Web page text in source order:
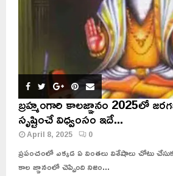
బ్రహ్మంగారి కాలజ్ఞానం 2025లో
సృష్టించే విధ్వంసం ఇదే...
April 8, 2025 0
ప్రపంచంలో ఎక్కడ ఏ వింతలు విశేషాలు చోటు
కాల జ్ఞానంలో చెప్పింది నిజం...